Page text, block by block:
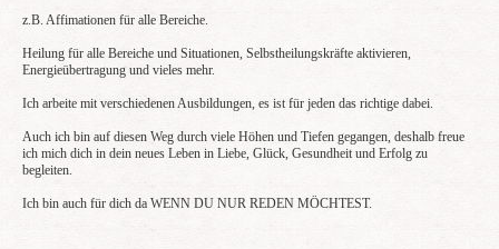
z.B. Affimationen für alle Bereiche.
Heilung für alle Bereiche und Situationen, Selbstheilungskräfte aktivieren,
Energieübertragung und vieles mehr.
Ich arbeite mit verschiedenen Ausbildungen, es ist für jeden das richtige dabei.
Auch ich bin auf diesen Weg durch viele Höhen und Tiefen gegangen, deshalb freue
ich mich dich in dein neues Leben in Liebe, Glück, Gesundheit und Erfolg zu
begleiten.
Ich bin auch für dich da WENN DU NUR REDEN MÖCHTEST.